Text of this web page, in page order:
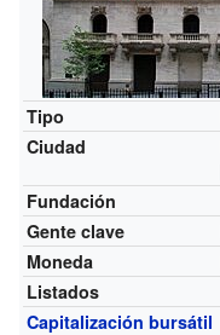
Tipo
Ciudad
Fundación
Gente clave
Moneda
Listados
Capitalización bursátil